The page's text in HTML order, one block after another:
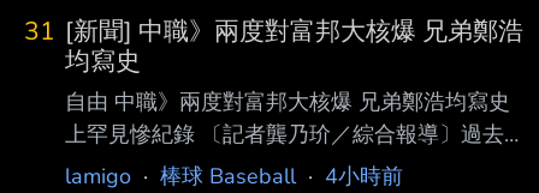
31 [新聞] 中職》兩度對富邦大核爆 兄弟鄭浩
均寫史
自由 中職》兩度對富邦大核爆 兄弟鄭浩均寫史
上罕見慘紀錄 〔記者龔乃玠／綜合報導〕過去
扛下中信兄弟本土Ace招牌的「美美」鄭浩均，
lamigo · 棒球 Baseball· 4小時前